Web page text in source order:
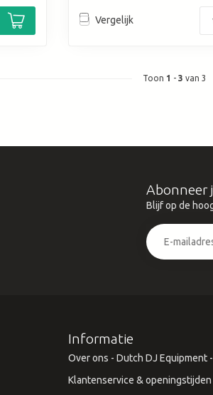
Vergelijk
Toon 1 - 3 van 3
Abonneer
Blijf op de
Informatie
Over ons - Dutch DJ Equipment
Klantenservice & openingstijden